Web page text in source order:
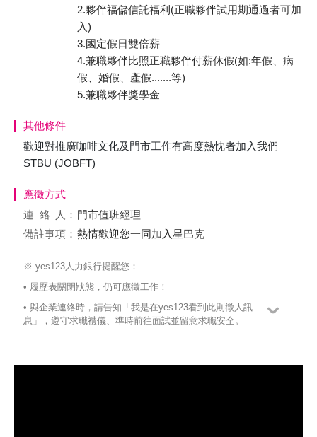
2.夥伴福儲信託福利(正職夥伴試用期通過者可加
入)
3.國定假日雙倍薪
4.兼職夥伴比照正職夥伴付薪休假(如:年假、病
假、婚假、產假.......等)
5.兼職夥伴獎學金
其他條件
歡迎對推廣咖啡文化及門市工作有高度熱忱者加入我們
STBU (JOBFT)
應徵方式
連絡
人： 門市值班經理
備註事項： 熱情歡迎您一同加入星巴克
※ yes123人力銀行提醒您：
• 履歷表關閉狀態，仍可應徵工作！
• 與企業連絡時，請告知「我是在yes123看到此則徵人訊
息」，遵守求職禮儀、準時前往面試並留意求職安全。